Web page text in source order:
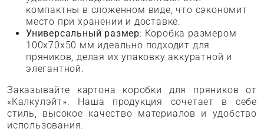
компактны в сложенном виде, что сэкономит
место при хранении и доставке.
Универсальный размер: Коробка размером
100х70х50 мм идеально подходит для
пряников, делая их упаковку аккуратной и
элегантной.
Заказывайте картона коробки для пряников от
«Калкулэйт». Наша продукция сочетает в себе
стиль, высокое качество материалов и удобство
использования.